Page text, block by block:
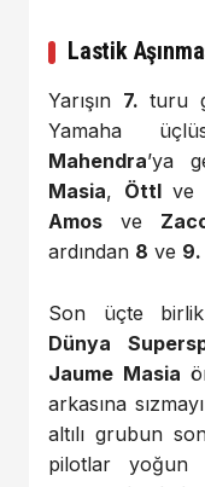
Lastik
Yarışın 7. turu
Yamaha
Mahendra’ya
Masia, Öttlve
Amos ve
ardından 8 ve 9.
Son üçte
Dünya
Jaume Masia
arkasına
altılı grubun
pilotlar yoğun